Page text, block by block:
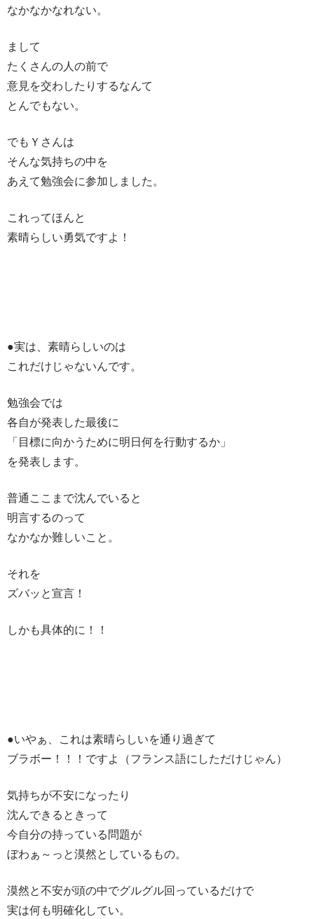
なかなかなれない。
まして
たくさんの人の前で
意見を交わしたりするなんて
とんでもない。
でもＹさんは
そんな気持ちの中を
あえて勉強会に参加しました。
これってほんと
素晴らしい勇気ですよ！
●実は、素晴らしいのは
これだけじゃないんです。
勉強会では
各自が発表した最後に
「目標に向かうために明日何を行動するか」
を発表します。
普通ここまで沈んでいると
明言するのって
なかなか難しいこと。
それを
ズバッと宣言！
しかも具体的に！！
●いやぁ、これは素晴らしいを通り過ぎて
ブラボー！！！ですよ（フランス語にしただけじゃん）
気持ちが不安になったり
沈んできるときって
今自分の持っている問題が
ぼわぁ～っと漠然としているもの。
漠然と不安が頭の中でグルグル回っているだけで
実は何も明確化してい。